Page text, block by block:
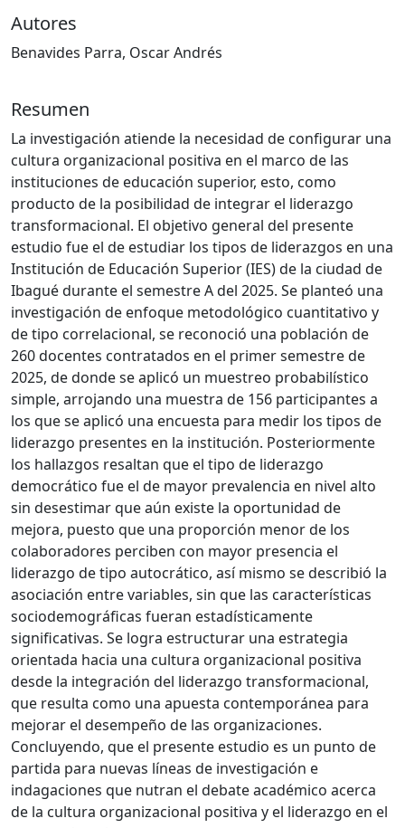
Autores
Benavides Parra, Oscar Andrés
Resumen
La investigación atiende la necesidad de configurar una
cultura organizacional positiva en el marco de las
instituciones de educación superior, esto, como
producto de la posibilidad de integrar el liderazgo
transformacional. El objetivo general del presente
estudio fue el de estudiar los tipos de liderazgos en una
Institución de Educación Superior (IES) de la ciudad de
Ibagué durante el semestre A del 2025. Se planteó una
investigación de enfoque metodológico cuantitativo y
de tipo correlacional, se reconoció una población de
260 docentes contratados en el primer semestre de
2025, de donde se aplicó un muestreo probabilístico
simple, arrojando una muestra de 156 participantes a
los que se aplicó una encuesta para medir los tipos de
liderazgo presentes en la institución. Posteriormente
los hallazgos resaltan que el tipo de liderazgo
democrático fue el de mayor prevalencia en nivel alto
sin desestimar que aún existe la oportunidad de
mejora, puesto que una proporción menor de los
colaboradores perciben con mayor presencia el
liderazgo de tipo autocrático, así mismo se describió la
asociación entre variables, sin que las características
sociodemográficas fueran estadísticamente
significativas. Se logra estructurar una estrategia
orientada hacia una cultura organizacional positiva
desde la integración del liderazgo transformacional,
que resulta como una apuesta contemporánea para
mejorar el desempeño de las organizaciones.
Concluyendo, que el presente estudio es un punto de
partida para nuevas líneas de investigación e
indagaciones que nutran el debate académico acerca
de la cultura organizacional positiva y el liderazgo en el